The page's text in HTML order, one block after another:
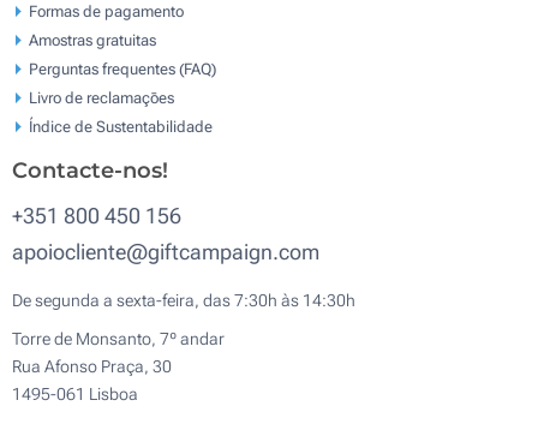
Formas de pagamento
Amostras gratuitas
Perguntas frequentes (FAQ)
Livro de reclamaçōes
Índice de Sustentabilidade
Contacte-nos!
+351 800 450 156
apoiocliente@giftcampaign.com
De segunda a sexta-feira, das 7:30h às 14:30h
Torre de Monsanto, 7º andar
Rua Afonso Praça, 30
1495-061 Lisboa